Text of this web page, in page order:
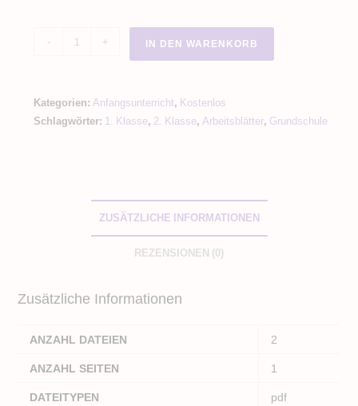
geometrische
Karneval
Fasching
- + IN DEN WARENKORB
Kategorien:Anfangsunterricht, Kostenlos
Schlagwörter: 1. Klasse, 2. Klasse,Arbeitsblätter, Grundschule
ZUSÄTZLICHE INFORMATIONEN
REZENSIONEN (0)
Zusätzliche Informationen
ANZAHL DATEIEN
2
ANZAHL SEITEN
1
DATEITYPEN
pdf